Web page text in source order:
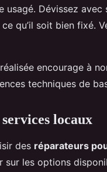
usagé. Dévissez
qu’il soit bien fixé.
encourage à
techniques de
locaux
des réparateurs
sur les options